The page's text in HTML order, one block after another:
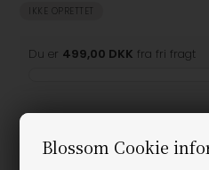
Blossom Cookie
IKKE OPRETTET
Du er 499,00 DKK fra fri fragt
Produktinformation